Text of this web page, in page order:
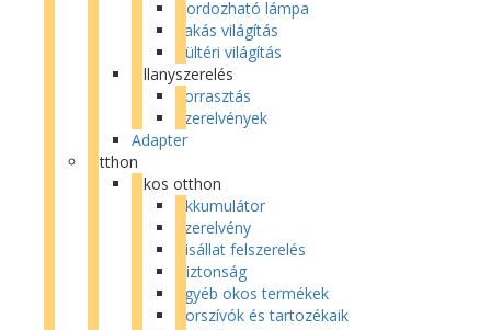
Hordozható lámpa
Lakás világítás
Kültéri világítás
Villanyszerelés
Forrasztás
Szerelvények
Adapter
Otthon
Okos otthon
Akkumulátor
Szerelvény
Kisállat felszerelés
Biztonság
Egyéb okos termékek
Porszívók és tartozékaik